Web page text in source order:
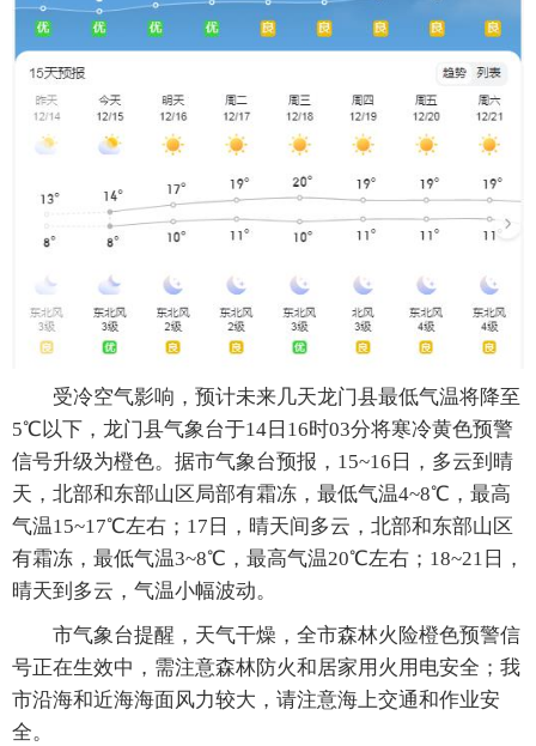
受冷空气影响，预计未来几天龙门县最低气温将降至
5℃以下，龙门县气象台于14日16时03分将寒冷黄色预警
信号升级为橙色。据市气象台预报，15~16日，多云到晴
天，北部和东部山区局部有霜冻，最低气温4~8℃，最高
气温15~17℃左右；17日，晴天间多云，北部和东部山区
有霜冻，最低气温3~8℃，最高气温20℃左右；18~21日，
晴天到多云，气温小幅波动。
市气象台提醒，天气干燥，全市森林火险橙色预警信
号正在生效中，需注意森林防火和居家用火用电安全；我
市沿海和近海海面风力较大，请注意海上交通和作业安
全。